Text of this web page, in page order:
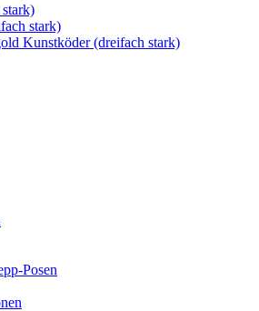
stark)
Kunstköder (dreifach stark)
Posen